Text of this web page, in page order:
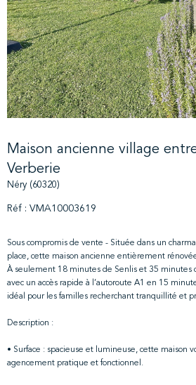
Maison ancienne village
Verberie
Néry (60320)
Réf : VMA10003619
Sous compromis de vente - Située dans un
place, cette maison ancienne entièrement
À seulement 18 minutes de Senlis et 35 minutes
avec un accès rapide à l’autoroute A1 en 15
idéal pour les familles recherchant tranquillité et
Description :
• Surface : spacieuse et lumineuse, cette maison
agencement pratique et fonctionnel.